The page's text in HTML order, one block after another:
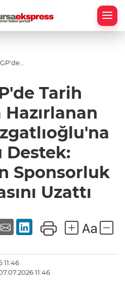
Tarih
Destek:
Sponsorluk
Uzattı
11:46
11:46